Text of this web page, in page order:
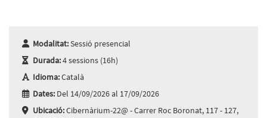
Modalitat:Sessió presencial
Durada:4 sessions (16h)
Idioma:Català
Dates: Del 14/09/2026 al 17/09/2026
Ubicació:Cibernàrium-22@ - Carrer Roc Boronat, 117 - 127,